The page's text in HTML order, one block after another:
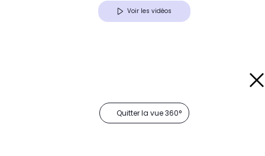
Voir les vidéos
Quitter la vue 360°